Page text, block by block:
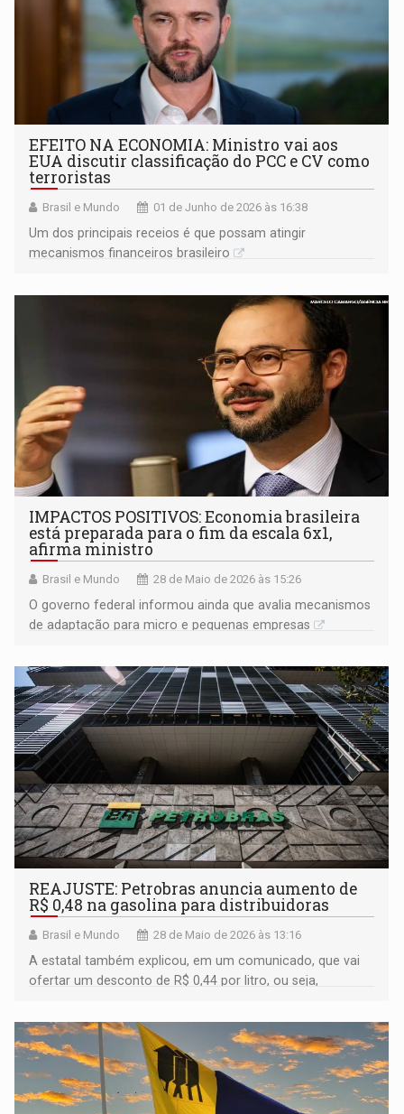
EFEITO NA ECONOMIA: Ministro vai aos
EUA discutir classificação do PCC e CV como
terroristas
Brasil e Mundo 01 de Junho de 2026 às 16:38
Um dos principais receios é que possam atingir
mecanismos financeiros brasileiro
IMPACTOS POSITIVOS: Economia brasileira
está preparada para o fim da escala 6x1,
afirma ministro
Brasil e Mundo 28 de Maio de 2026 às 15:26
O governo federal informou ainda que avalia mecanismos
de adaptação para micro e pequenas empresas
REAJUSTE: Petrobras anuncia aumento de
R$ 0,48 na gasolina para distribuidoras
Brasil e Mundo 28 de Maio de 2026 às 13:16
A estatal também explicou, em um comunicado, que vai
ofertar um desconto de R$ 0,44 por litro, ou seja,